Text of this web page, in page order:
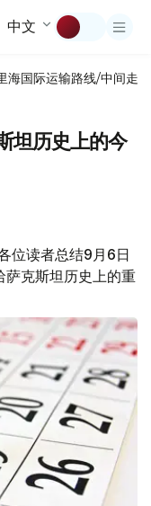
中文
海国际运输路线/中间走廊
坦历史上的今
位读者总结9月6日
萨克斯坦历史上的重